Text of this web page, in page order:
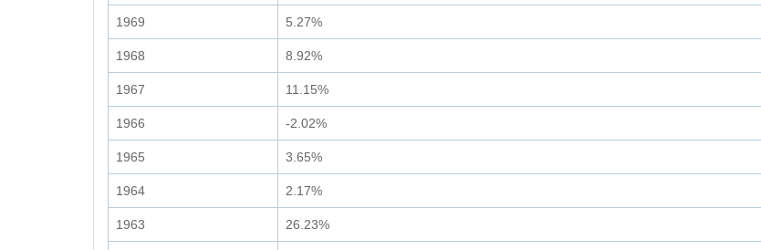
1969 5.27%
1968 8.92%
1967 11.15%
1966 -2.02%
1965 3.65%
1964 2.17%
1963 26.23%